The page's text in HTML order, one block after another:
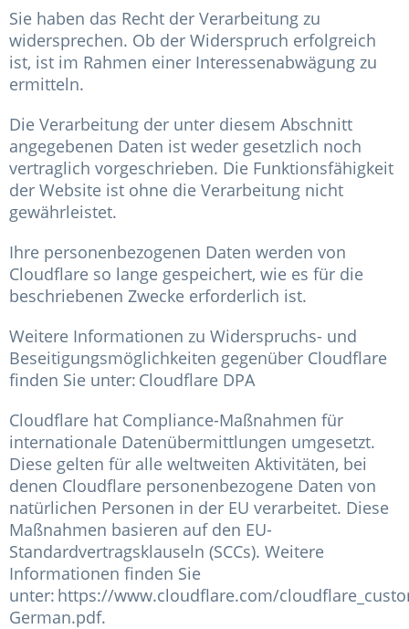
Sie haben das Recht der Verarbeitung zu
widersprechen. Ob der Widerspruch erfolgreich
ist, ist im Rahmen einer Interessenabwägung zu
ermitteln.
Die Verarbeitung der unter diesem Abschnitt
angegebenen Daten ist weder gesetzlich noch
vertraglich vorgeschrieben. Die Funktionsfähigkeit
der Website ist ohne die Verarbeitung nicht
gewährleistet.
Ihre personenbezogenen Daten werden von
Cloudflare so lange gespeichert, wie es für die
beschriebenen Zwecke erforderlich ist.
Weitere Informationen zu Widerspruchs- und
Beseitigungsmöglichkeiten gegenüber Cloudflare
finden Sie unter: Cloudflare DPA
Cloudflare hat Compliance-Maßnahmen für
internationale Datenübermittlungen umgesetzt.
Diese gelten für alle weltweiten Aktivitäten, bei
denen Cloudflare personenbezogene Daten von
natürlichen Personen in der EU verarbeitet. Diese
Maßnahmen basieren auf den EU-
Standardvertragsklauseln (SCCs). Weitere
Informationen finden Sie
unter: https://www.cloudflare.com/
German.pdf.